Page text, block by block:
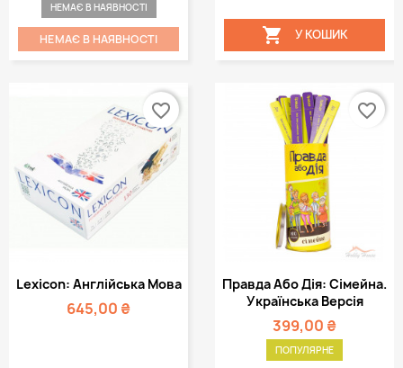
НЕМАЄ В НАЯВНОСТІ
НЕМАЄ В НАЯВНОСТІ  У КОШИК
Lexicon: Англійська Мова
645,00 ₴
favorite_border
Правда Або Дія: Сімейна.
Українська Версія
399,00 ₴
ПОПУЛЯРНЕ
favorite_border